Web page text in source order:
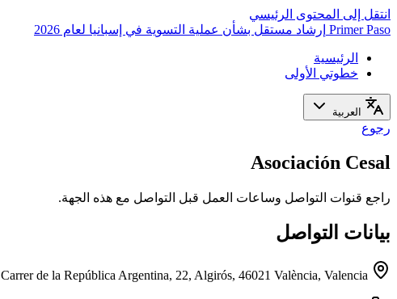
انتقل إلى المحتوى الرئيسي
Primer Paso إرشاد مستقل بشأن عملية التسوية في إسبانيا لعام 2026
الرئيسية
خطوتي الأولى
العربية
رجوع
Asociación Cesal
راجع قنوات التواصل وساعات العمل قبل التواصل مع هذه الجهة.
بيانات التواصل
Carrer de la República Argentina, 22, Algirós, 46021 València, Valencia